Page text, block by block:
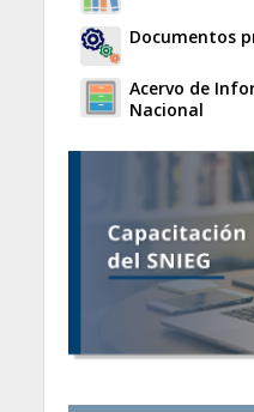
Documentos
Acervo de
Nacional